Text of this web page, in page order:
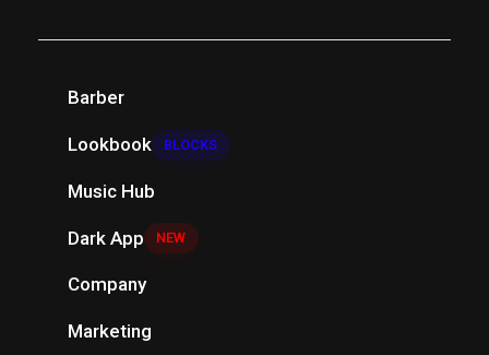
Barber
Lookbook BLOCKS
Music Hub
Dark App NEW
Company
Marketing